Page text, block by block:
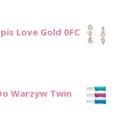
Love Gold 0FC
Warzyw Twin